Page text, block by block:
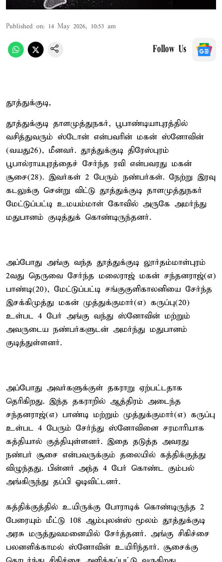
Published on: 14 May 2026, 10:53 am
Follow Us
தூத்துக்குடி,
தூத்துக்குடி தாளமுத்துநகர், பூபாண்டியாபுரத்தில்
வசித்துவரும் ஸ்டோன் என்பவரின் மகன் ஸ்னோவின்
(வயது26), மீனவர். தூத்துக்குடி திரேஸ்புரம்
பூபால்ராயபுரத்தைச் சேர்ந்த ரவி என்பவரது மகன்
சூசை(28). இவர்கள் 2 பேரும் நண்பர்கள். நேற்று இரவு
கடலுக்கு சென்று விட்டு தூத்துக்குடி தாளமுத்துநகர்
மேட்டுப்பட்டி உமயம்மாள் கோவில் அருகே அமர்ந்து
மதுபானம் குடித்துக் கொண்டிருந்தனர்.
அப்போது அங்கு வந்த தூத்துக்குடி லூர்தம்மாள்புரம்
2வது தெருவை சேர்ந்த மலைராஜ் மகன் சந்தனராஜ்(எ)
பாண்டி(20), மேட்டுப்பட்டி சங்குகுளிகாலனியை சேர்ந்த
இசக்கிமுத்து மகன் முத்துக்குமார்(எ) கருப்பு(20)
உள்பட 4 பேர் அங்கு வந்து ஸ்னோவின் மற்றும்
அவருடைய நண்பர்களுடன் அமர்ந்து மதுபானம்
குடித்துள்ளனர்.
அப்போது அவர்களுக்குள் தகராறு ஏற்பட்டதாக
தெரிகிறது. இந்த தகராறில் ஆத்திரம் அடைந்த
சந்தனராஜ்(எ) பாண்டி மற்றும் முத்துக்குமார்(எ) கருப்பு
உள்பட 4 பேரும் சேர்ந்து ஸ்னோவினை சரமாரியாக
கத்தியால் குத்தியுள்ளனர். இதை தடுத்த அவரது
நண்பர் சூசை என்பவருக்கும் தலையில் கத்திக்குத்து
விழுந்தது. பின்னர் அந்த 4 பேர் கொண்ட கும்பல்
அங்கிருந்து தப்பி ஓடிவிட்டனர்.
கத்திக்குத்தில் உயிருக்கு போராடிக் கொண்டிருந்த 2
பேரையும் மீட்டு 108 ஆம்புலன்ஸ் மூலம் தூத்துக்குடி
அரசு மருத்துவமனையில் சேர்த்தனர். அங்கு சிகிச்சை
பலனளிக்காமல் ஸ்னோவின் உயிரிந்தார். சூசைக்கு